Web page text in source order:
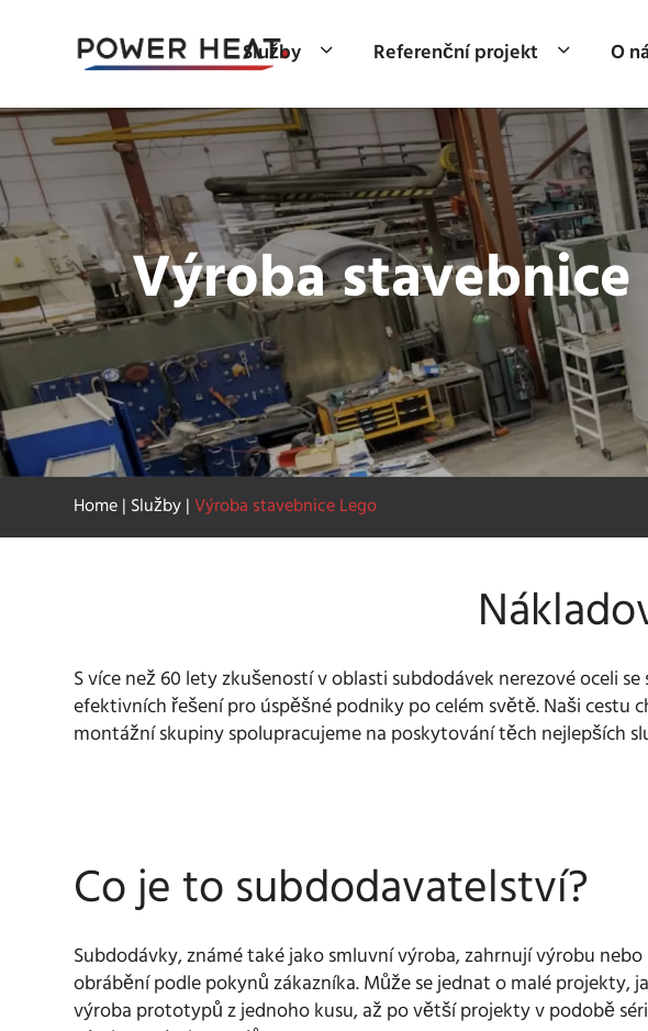
Služby Referenční projekt O
Výroba stavebnice
Home Služby Výroba stavebnice Lego
S více než 60 lety zkušeností v oblasti subdodávek nerezové oceli
efektivních řešení pro úspěšné podniky po celém světě. Naši cestu
montážní skupiny spolupracujeme na poskytování těch nejlepších
Co je to subdodavatelství?
Subdodávky, známé také jako smluvní výroba, zahrnují výrobu nebo
obrábění podle pokynů zákazníka. Může se jednat o malé projekty,
výroba prototypů z jednoho kusu, až po větší projekty v podobě